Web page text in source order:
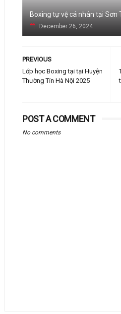
Boxing tự vệ cá nhân tại Sơn
December 26, 2024
PREVIOUS
Lớp học Boxing tại tại Huyện
Thường Tín Hà Nội 2025
POST A COMMENT
No comments